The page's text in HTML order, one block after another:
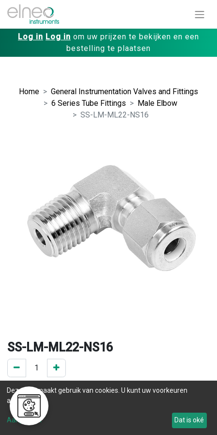
Log in Log in om uw prijzen te bekijken en een
bestelling te plaatsen
Home
General Instrumentation Valves and Fittings
6 Series Tube Fittings
Male Elbow
SS-LM-ML22-NS16
SS-LM-ML22-NS16
0 ST op voorraad
.
Levertijd
Deze site maakt gebruik van cookies. U kunt uw voorkeuren
aanpassen.
Aanpassen Dat is oké